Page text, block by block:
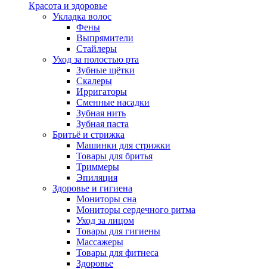
Красота и здоровье
Укладка волос
Фены
Выпрямители
Стайлеры
Уход за полостью рта
Зубные щётки
Скалеры
Ирригаторы
Сменные насадки
Зубная нить
Зубная паста
Бритьё и стрижка
Машинки для стрижки
Товары для бритья
Триммеры
Эпиляция
Здоровье и гигиена
Мониторы сна
Мониторы сердечного ритма
Уход за лицом
Товары для гигиены
Массажеры
Товары для фитнеса
Здоровье